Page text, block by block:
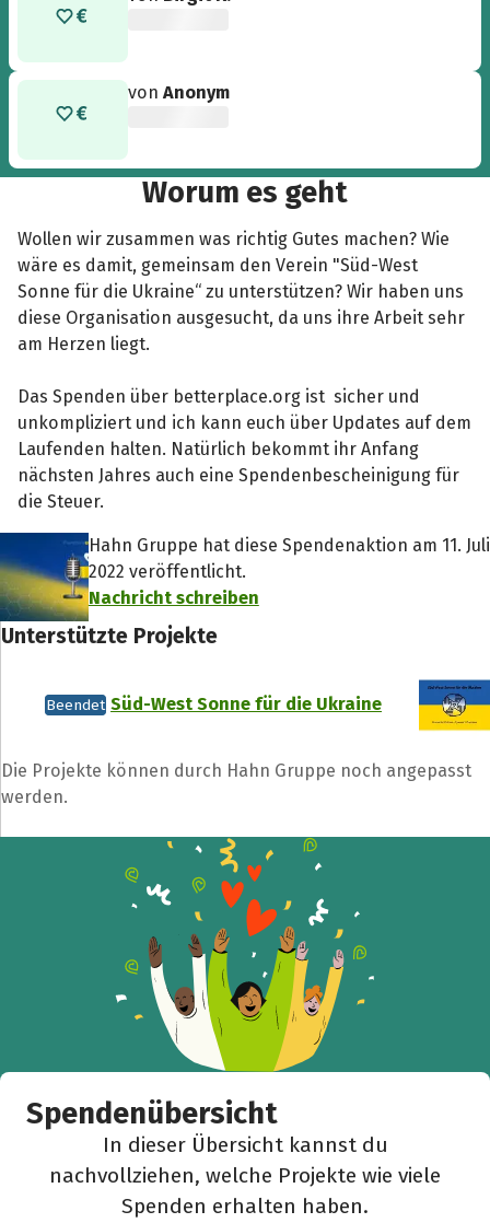
vonAnonym
Worum es geht
Wollen wir zusammen was richtig Gutes machen? Wie
wäre es damit, gemeinsam den Verein "Süd-West
Sonne für die Ukraine“ zu unterstützen? Wir haben uns
diese Organisation ausgesucht, da uns ihre Arbeit sehr
am Herzen liegt.
Das Spenden über betterplace.org ist sicher und
unkompliziert und ich kann euch über Updates auf dem
Laufenden halten. Natürlich bekommt ihr Anfang
nächsten Jahres auch eine Spendenbescheinigung für
die Steuer.
Hahn Gruppe hat diese Spendenaktion am 11. Juli
2022 veröffentlicht.
Nachricht schreiben
Unterstützte Projekte
Beendet Süd-West Sonne für die Ukraine
Die Projekte können durch Hahn Gruppe noch angepasst
werden.
Spendenübersicht
In dieser Übersicht kannst du
nachvollziehen, welche Projekte wie viele
Spenden erhalten haben.